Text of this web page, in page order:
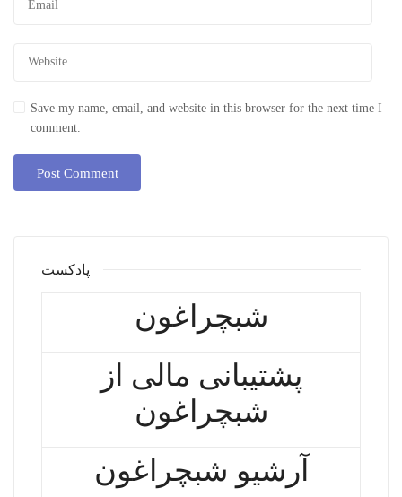
Save my name, email, and website in this browser for the next time I
comment.
پادکست
شبچراغون
پشتیبانی مالی از
شبچراغون
آرشیو شبچراغون